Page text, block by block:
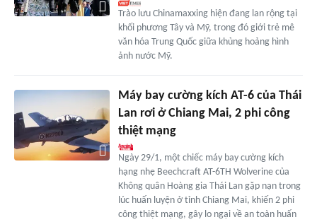
Trào lưu Chinamaxxing hiện đang lan rộng tại
khối phương Tây và Mỹ, trong đó giới trẻ mê
văn hóa Trung Quốc giữa khủng hoảng hình
ảnh nước Mỹ.
Máy bay cường kích AT-6 của Thái
Lan rơi ở Chiang Mai, 2 phi công
thiệt mạng
Ngày 29/1, một chiếc máy bay cường kích
hạng nhẹ Beechcraft AT-6TH Wolverine của
Không quân Hoàng gia Thái Lan gặp nạn trong
lúc huấn luyện ở tỉnh Chiang Mai, khiến 2 phi
công thiệt mạng, gây lo ngại về an toàn huấn